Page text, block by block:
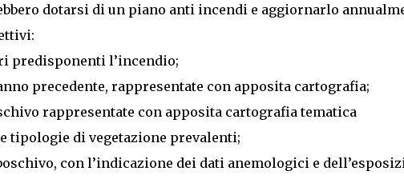
dotarsi di un piano anti incendi e aggiornarlo
predisponenti l’incendio;
precedente, rappresentate con apposita cartografia;
rappresentate con apposita cartografia tematica
tipologie di vegetazione prevalenti;
con l’indicazione dei dati anemologici e